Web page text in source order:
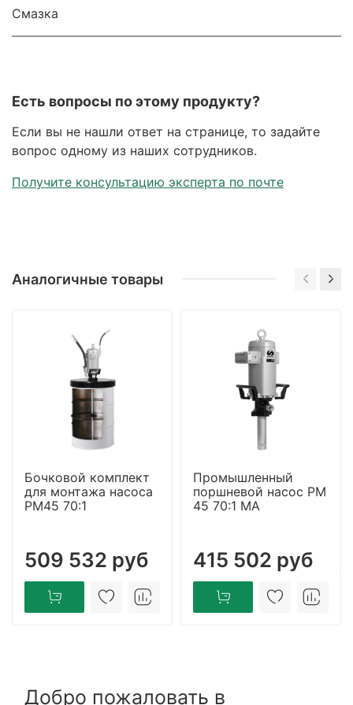
Смазка
Есть вопросы по этому продукту?
Если вы не нашли ответ на странице, то задайте
вопрос одному из наших сотрудников.
Получите консультацию эксперта по почте
Аналогичные товары
Бочковой комплект
для монтажа насоса
РМ45 70:1
509 532 руб
Промышленный
поршневой насос PM
45 70:1 MA
415 502 руб
Добро пожаловать в